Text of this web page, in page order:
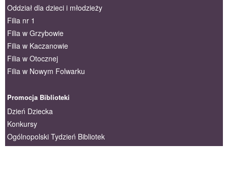
Oddział dla dzieci i młodzieży
Filia nr 1
Filia w Grzybowie
Filia w Kaczanowie
Filia w Nowym Folwarku
Promocja Biblioteki
Dzień Dziecka